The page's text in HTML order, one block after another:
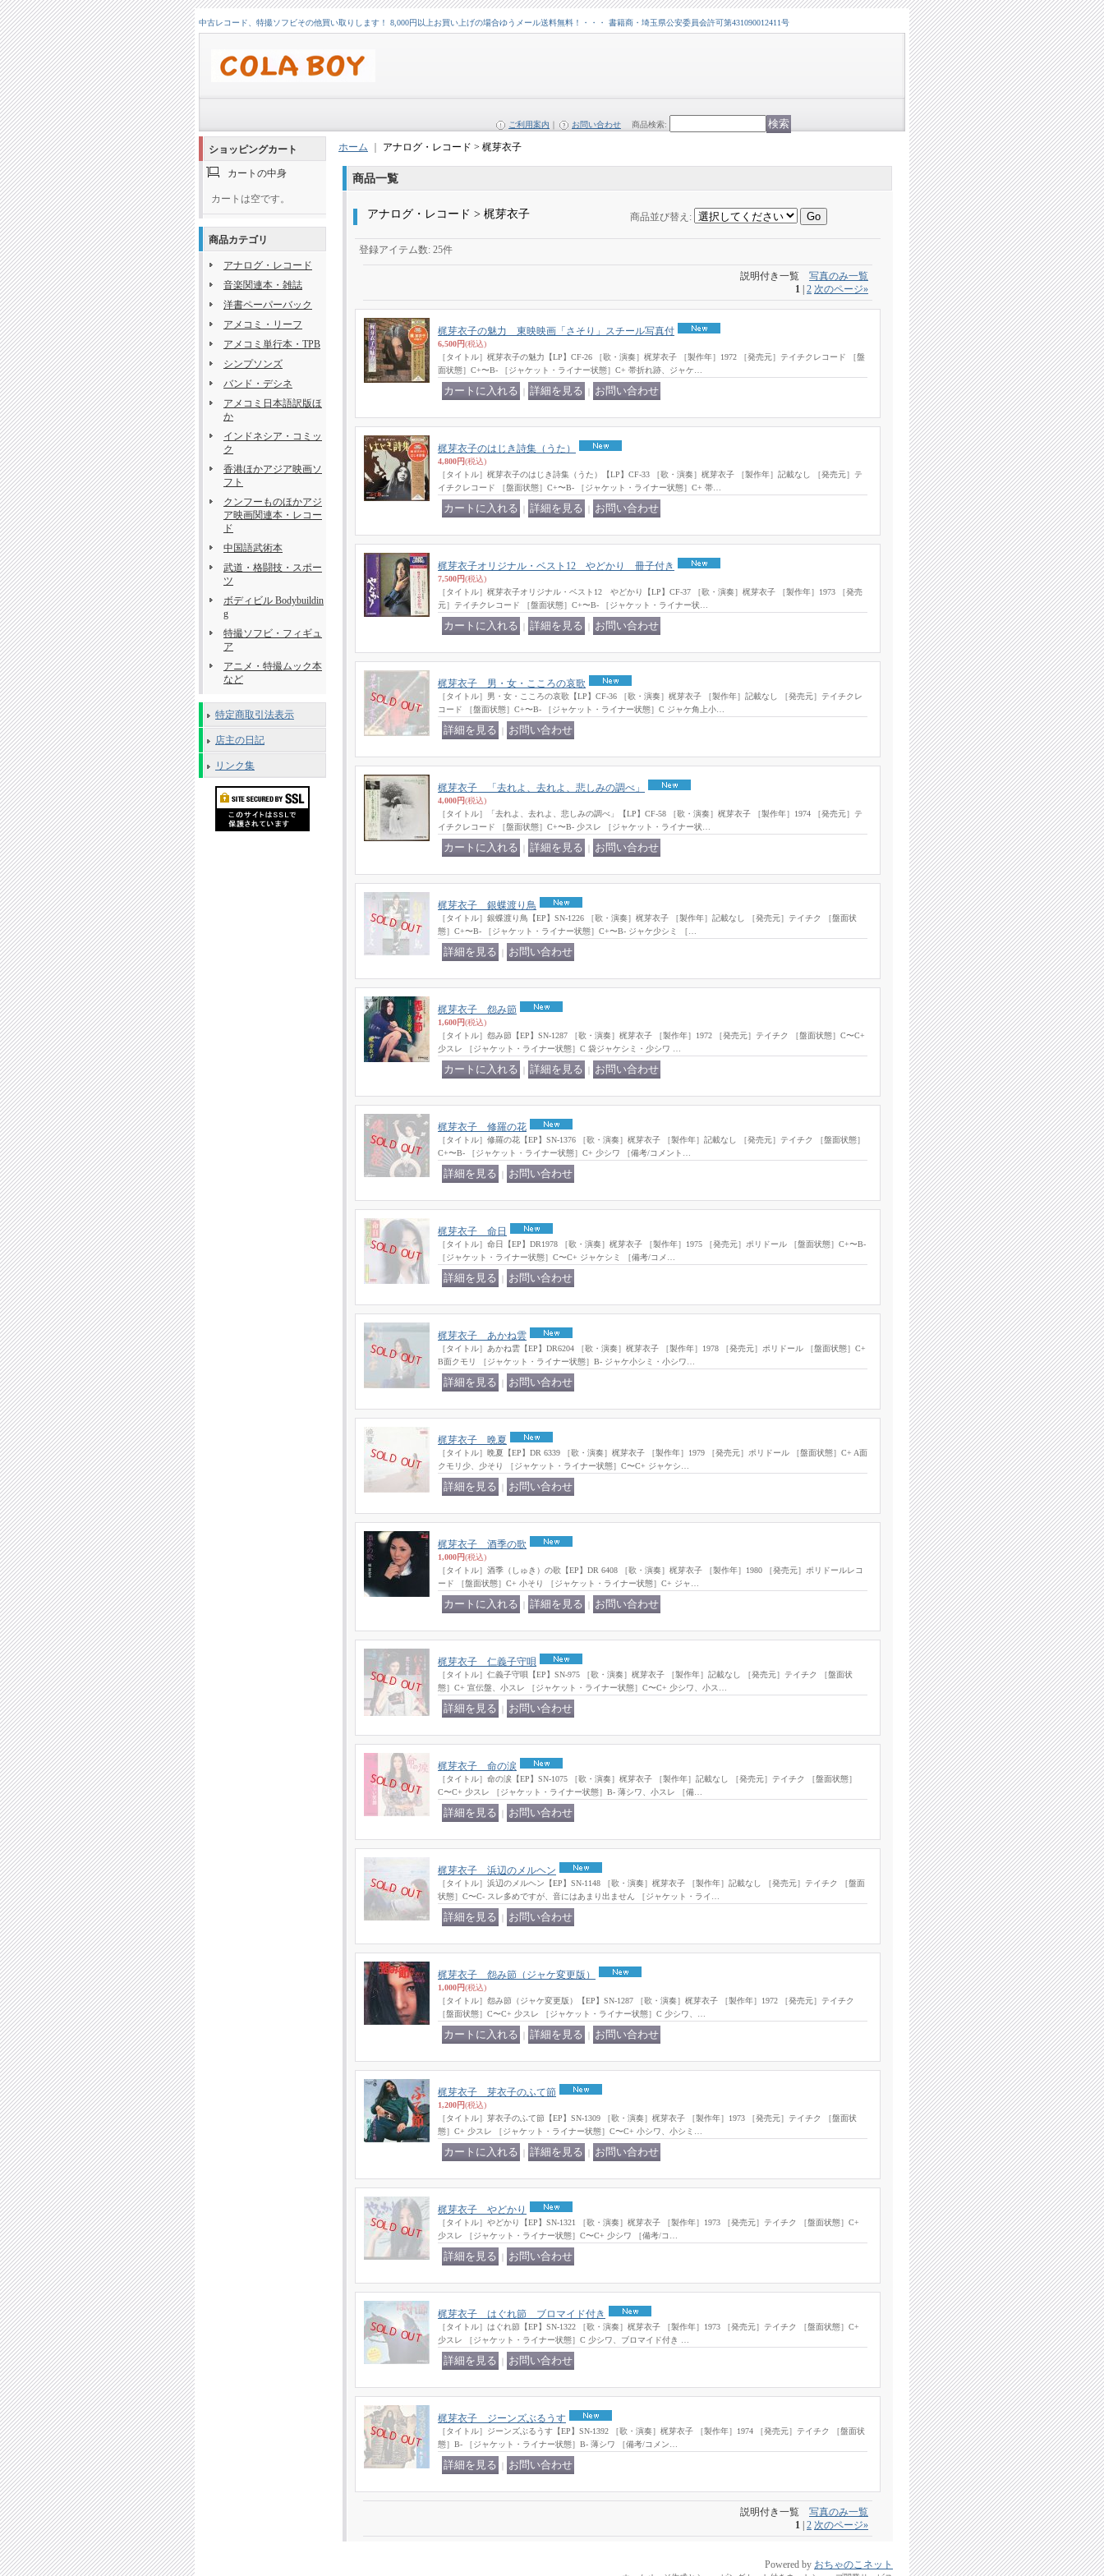
中古レコード、特撮ソフビその他買い取りします！ 8,000円以上お買い上げの場合ゆうメール送料無料！・・・ 書籍商・埼玉県公安委員会許可第431090012411号
ご利用案内 お問い合わせ 商品検索:
ショッピングカート
カートの中身
カートは空です。
商品カテゴリ
アナログ・レコード
音楽関連本・雑誌
洋書ペーパーバック
アメコミ・リーフ
アメコミ単行本・TPB
シンプソンズ
バンド・デシネ
アメコミ日本語訳版ほ
か
インドネシア・コミッ
ク
香港ほかアジア映画ソ
フト
クンフーものほかアジ
ア映画関連本・レコー
ド
中国語武術本
武道・格闘技・スポー
ツ
ボディビル Bodybuildin
g
特撮ソフビ・フィギュ
ア
アニメ・特撮ムック本
など
特定商取引法表示
店主の日記
リンク集
ホーム アナログ・レコード > 梶芽衣子
商品一覧
アナログ・レコード > 梶芽衣子 商品並び替え :
登録アイテム数: 25件
説明付き一覧 写真のみ一覧
1 2 次のページ»
梶芽衣子の魅力 東映映画「さそり」スチール写真付
6,500円(税込)
［タイトル］梶芽衣子の魅力【LP】CF-26 ［歌・演奏］梶芽衣子 ［製作年］1972 ［発売元］テイチクレコード ［盤
面状態］C+〜B- ［ジャケット・ライナー状態］C+ 帯折れ跡、ジャケ…
梶芽衣子のはじき詩集（うた）
4,800円(税込)
［タイトル］梶芽衣子のはじき詩集（うた）【LP】CF-33 ［歌・演奏］梶芽衣子 ［製作年］記載なし ［発売元］テ
イチクレコード ［盤面状態］C+〜B- ［ジャケット・ライナー状態］C+ 帯…
梶芽衣子オリジナル・ベスト12 やどかり 冊子付き
7,500円(税込)
［タイトル］梶芽衣子オリジナル・ベスト12 やどかり【LP】CF-37 ［歌・演奏］梶芽衣子 ［製作年］1973 ［発売
元］テイチクレコード ［盤面状態］C+〜B- ［ジャケット・ライナー状…
梶芽衣子 男・女・こころの哀歌
［タイトル］男・女・こころの哀歌【LP】CF-36 ［歌・演奏］梶芽衣子 ［製作年］記載なし ［発売元］テイチクレ
コード ［盤面状態］C+〜B- ［ジャケット・ライナー状態］C ジャケ角上小…
梶芽衣子 「去れよ、去れよ、悲しみの調べ」
4,000円(税込)
［タイトル］「去れよ、去れよ、悲しみの調べ」【LP】CF-58 ［歌・演奏］梶芽衣子 ［製作年］1974 ［発売元］テ
イチクレコード ［盤面状態］C+〜B- 少スレ ［ジャケット・ライナー状…
梶芽衣子 銀蝶渡り鳥
［タイトル］銀蝶渡り鳥【EP】SN-1226 ［歌・演奏］梶芽衣子 ［製作年］記載なし ［発売元］テイチク ［盤面状
態］C+〜B- ［ジャケット・ライナー状態］C+〜B- ジャケ少シミ ［…
梶芽衣子 怨み節
1,600円(税込)
［タイトル］怨み節【EP】SN-1287 ［歌・演奏］梶芽衣子 ［製作年］1972 ［発売元］テイチク ［盤面状態］C〜C+
少スレ ［ジャケット・ライナー状態］C 袋ジャケシミ・少シワ …
梶芽衣子 修羅の花
［タイトル］修羅の花【EP】SN-1376 ［歌・演奏］梶芽衣子 ［製作年］記載なし ［発売元］テイチク ［盤面状態］
C+〜B- ［ジャケット・ライナー状態］C+ 少シワ ［備考/コメント…
梶芽衣子 命日
［タイトル］命日【EP】DR1978 ［歌・演奏］梶芽衣子 ［製作年］1975 ［発売元］ポリドール ［盤面状態］C+〜B-
［ジャケット・ライナー状態］C〜C+ ジャケシミ ［備考/コメ…
梶芽衣子 あかね雲
［タイトル］あかね雲【EP】DR6204 ［歌・演奏］梶芽衣子 ［製作年］1978 ［発売元］ポリドール ［盤面状態］C+
B面クモリ ［ジャケット・ライナー状態］B- ジャケ小シミ・小シワ…
梶芽衣子 晩夏
［タイトル］晩夏【EP】DR 6339 ［歌・演奏］梶芽衣子 ［製作年］1979 ［発売元］ポリドール ［盤面状態］C+ A面
クモリ少、少そり ［ジャケット・ライナー状態］C〜C+ ジャケシ…
梶芽衣子 酒季の歌
1,000円(税込)
［タイトル］酒季（しゅき）の歌【EP】DR 6408 ［歌・演奏］梶芽衣子 ［製作年］1980 ［発売元］ポリドールレコ
ード ［盤面状態］C+ 小そり ［ジャケット・ライナー状態］C+ ジャ…
梶芽衣子 仁義子守唄
［タイトル］仁義子守唄【EP】SN-975 ［歌・演奏］梶芽衣子 ［製作年］記載なし ［発売元］テイチク ［盤面状
態］C+ 宣伝盤、小スレ ［ジャケット・ライナー状態］C〜C+ 少シワ、小ス…
梶芽衣子 命の涙
［タイトル］命の涙【EP】SN-1075 ［歌・演奏］梶芽衣子 ［製作年］記載なし ［発売元］テイチク ［盤面状態］
C〜C+ 少スレ ［ジャケット・ライナー状態］B- 薄シワ、小スレ ［備…
梶芽衣子 浜辺のメルヘン
［タイトル］浜辺のメルヘン【EP】SN-1148 ［歌・演奏］梶芽衣子 ［製作年］記載なし ［発売元］テイチク ［盤面
状態］C〜C- スレ多めですが、音にはあまり出ません ［ジャケット・ライ…
梶芽衣子 怨み節（ジャケ変更版）
1,000円(税込)
［タイトル］怨み節（ジャケ変更版）【EP】SN-1287 ［歌・演奏］梶芽衣子 ［製作年］1972 ［発売元］テイチク
［盤面状態］C〜C+ 少スレ ［ジャケット・ライナー状態］C 少シワ、…
梶芽衣子 芽衣子のふて節
1,200円(税込)
［タイトル］芽衣子のふて節【EP】SN-1309 ［歌・演奏］梶芽衣子 ［製作年］1973 ［発売元］テイチク ［盤面状
態］C+ 少スレ ［ジャケット・ライナー状態］C〜C+ 小シワ、小シミ…
梶芽衣子 やどかり
［タイトル］やどかり【EP】SN-1321 ［歌・演奏］梶芽衣子 ［製作年］1973 ［発売元］テイチク ［盤面状態］C+
少スレ ［ジャケット・ライナー状態］C〜C+ 少シワ ［備考/コ…
梶芽衣子 はぐれ節 ブロマイド付き
［タイトル］はぐれ節【EP】SN-1322 ［歌・演奏］梶芽衣子 ［製作年］1973 ［発売元］テイチク ［盤面状態］C+
少スレ ［ジャケット・ライナー状態］C 少シワ、ブロマイド付き …
梶芽衣子 ジーンズぶるうす
［タイトル］ジーンズぶるうす【EP】SN-1392 ［歌・演奏］梶芽衣子 ［製作年］1974 ［発売元］テイチク ［盤面状
態］B- ［ジャケット・ライナー状態］B- 薄シワ ［備考/コメン…
説明付き一覧 写真のみ一覧
1 2 次のページ»
Powered by おちゃのこネット